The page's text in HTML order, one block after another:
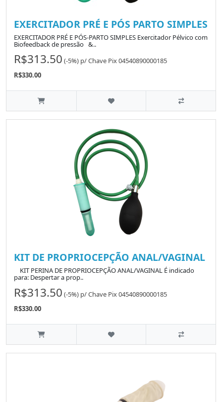
EXERCITADOR PRÉ E PÓS PARTO SIMPLES
EXERCITADOR PRÉ E PÓS-PARTO SIMPLES Exercitador Pélvico com
Biofeedback de pressão &..
R$313.50 (-5%) p/Chave Pix 04540890000185
R$330.00
KIT DE PROPRIOCEPÇÃO ANAL/VAGINAL
KIT PERINA DE PROPRIOCEPÇÃO ANAL/VAGINAL É indicado
para: Despertar a prop..
R$313.50 (-5%) p/Chave Pix 04540890000185
R$330.00